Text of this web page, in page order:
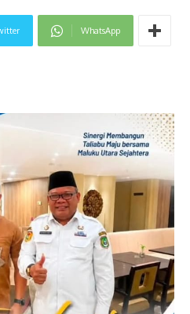
WhatsApp